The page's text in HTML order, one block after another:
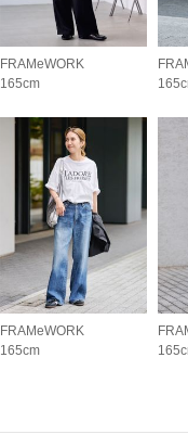
FRAMeWORK
165cm
FRAMeWORK
165cm